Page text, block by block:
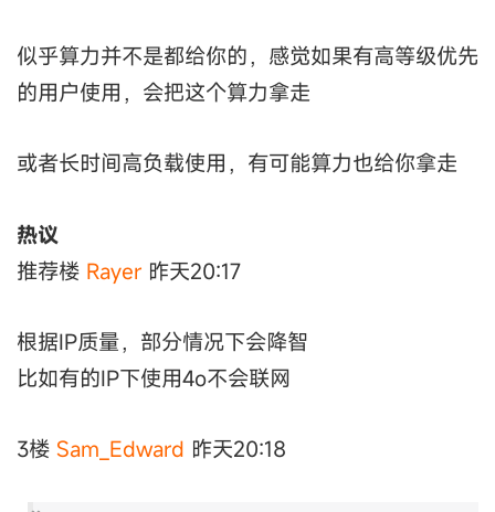
似乎算力并不是都给你的，感觉如果有高等级优先
的用户使用，会把这个算力拿走
或者长时间高负载使用，有可能算力也给你拿走
热议
推荐楼 Rayer 昨天20:17
根据IP质量，部分情况下会降智
比如有的IP下使用4o不会联网
3楼 Sam_Edward 昨天20:18